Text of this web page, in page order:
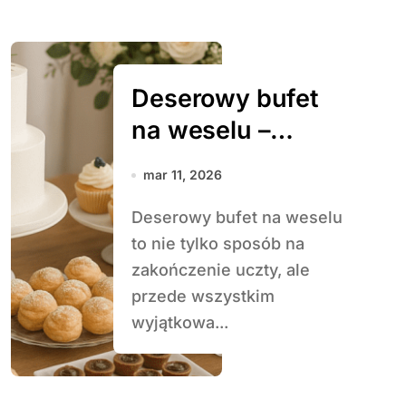
Deserowy bufet
na weselu –
pomysły i
mar 11, 2026
Deserowy bufet na weselu
to nie tylko sposób na
zakończenie uczty, ale
przede wszystkim
wyjątkowa...